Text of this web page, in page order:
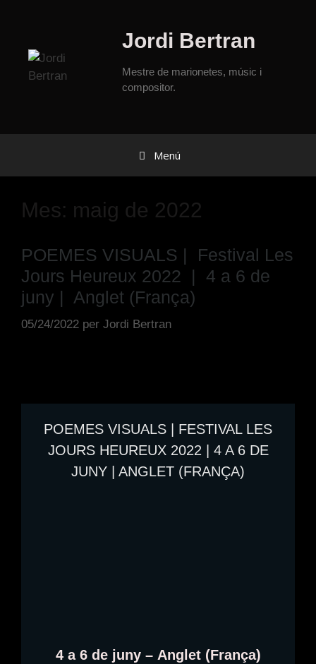
Jordi Bertran
Mestre de marionetes, músic i
compositor.
Menú
Mes: maig de 2022
POEMES VISUALS | Festival Les
Jours Heureux 2022 | 4 a 6 de
juny | Anglet (França)
05/24/2022 per Jordi Bertran
POEMES VISUALS | FESTIVAL LES
JOURS HEUREUX 2022 | 4 A 6 DE
JUNY | ANGLET (FRANÇA)
4 a 6 de juny – Anglet (França)